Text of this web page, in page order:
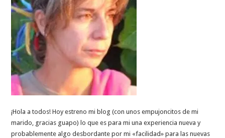
¡Hola a todos! Hoy estreno mi blog (con unos empujoncitos de mi
marido, gracias guapo) lo que es para mi una experiencia nueva y
probablemente algo desbordante por mi «facilidad» para las nuevas